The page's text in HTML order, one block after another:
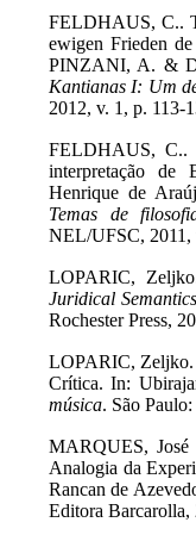
FELDHAUS, C..
ewigen Frieden
PINZANI, A. &
Kantianas I: Um
2012, v. 1, p. 113-
FELDHAUS, C..
interpretação
Henrique de
Temas de
NEL/UFSC, 2011,
LOPARIC,
Juridical
Rochester Press,
LOPARIC, Zeljko.
Crítica. In:
música. São
MARQUES, José
Analogia da
Rancan de
Editora Barcarolla,